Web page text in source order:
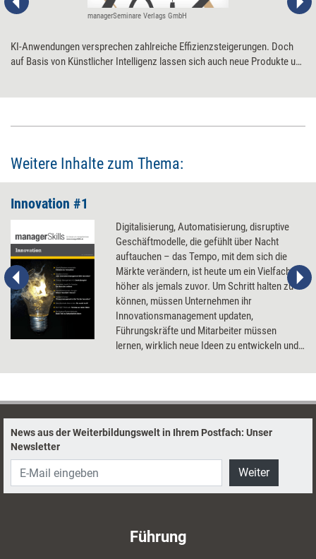
managerSeminare Verlags GmbH
KI-Anwendungen versprechen zahlreiche Effizienzsteigerungen. Doch
auf Basis von Künstlicher Intelligenz lassen sich auch neue Produkte und
Weitere Inhalte zum Thema:
Innovation #1
Digitalisierung, Automatisierung, disruptive
Geschäftmodelle, die gefühlt über Nacht
auftauchen – das Tempo, mit dem sich die
Märkte verändern, ist heute um ein Vielfaches
höher als jemals zuvor. Um Schritt halten zu
können, müssen Unternehmen ihr
Innovationsmanagement updaten,
Führungskräfte und Mitarbeiter müssen
lernen, wirklich neue Ideen zu entwickeln und
gelingt.
News aus der Weiterbildungswelt in Ihrem Postfach: Unser
Newsletter
Weiter
Führung